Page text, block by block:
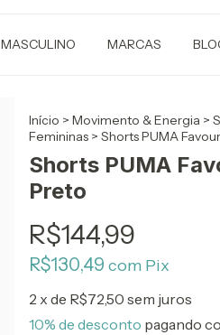
MASCULINO MARCAS
Início > Movimento & Energia >
Femininas > Shorts PUMA
Shorts PUMA
Preto
R$144,99
R$130,49 com Pix
2 x de R$72,50 sem juros
10% de desconto pagando